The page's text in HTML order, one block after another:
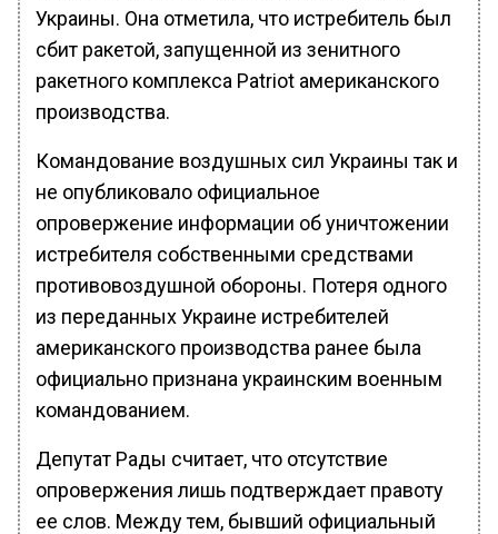
Украины. Она отметила, что истребитель был
сбит ракетой, запущенной из зенитного
ракетного комплекса Patriot американского
производства.
Командование воздушных сил Украины так и
не опубликовало официальное
опровержение информации об уничтожении
истребителя собственными средствами
противовоздушной обороны. Потеря одного
из переданных Украине истребителей
американского производства ранее была
официально признана украинским военным
командованием.
Депутат Рады считает, что отсутствие
опровержения лишь подтверждает правоту
ее слов. Между тем, бывший официальный